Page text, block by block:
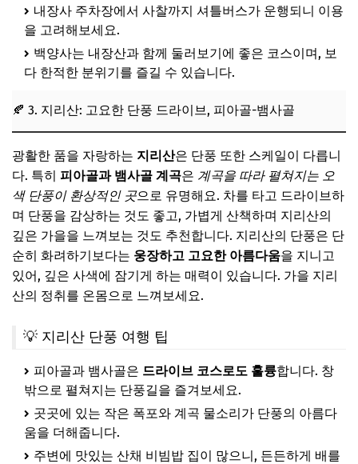
내장사 주차장에서 사찰까지 셔틀버스가 운행되니 이용
을 고려해보세요.
백양사는 내장산과 함께 둘러보기에 좋은 코스이며, 보
다 한적한 분위기를 즐길 수 있습니다.
🍂 3. 지리산: 고요한 단풍 드라이브, 피아골-뱀사골
광활한 품을 자랑하는 지리산은 단풍 또한 스케일이 다릅니
다. 특히 피아골과 뱀사골 계곡은 계곡을 따라 펼쳐지는 오
색 단풍이 환상적인 곳으로 유명해요. 차를 타고 드라이브하
며 단풍을 감상하는 것도 좋고, 가볍게 산책하며 지리산의
깊은 가을을 느껴보는 것도 추천합니다. 지리산의 단풍은 단
순히 화려하기보다는 웅장하고 고요한 아름다움을 지니고
있어, 깊은 사색에 잠기게 하는 매력이 있습니다. 가을 지리
산의 정취를 온몸으로 느껴보세요.
💡 지리산 단풍 여행 팁
피아골과 뱀사골은 드라이브 코스로도 훌륭합니다. 창
밖으로 펼쳐지는 단풍길을 즐겨보세요.
곳곳에 있는 작은 폭포와 계곡 물소리가 단풍의 아름다
움을 더해줍니다.
주변에 맛있는 산채 비빔밥 집이 많으니, 든든하게 배를